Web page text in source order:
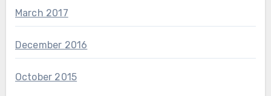
March 2017
December 2016
October 2015